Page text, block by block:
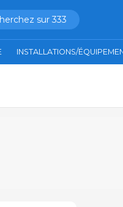
sur 333
INSTALLATIONS/